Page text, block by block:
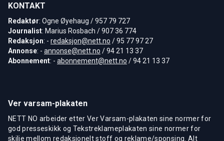
KONTAKT
Redaktør: Ogne Øyehaug / 957 79 727
Journalist: Marius Rosbach / 907 36 774
Redaksjon: - redaksjon@nett.no / 95 77 97 27
Annonse: - annonse@nett.no / 94 21 13 37
Abonnement: - abonnement@nett.no / 94 21 13 37
Ver varsam-plakaten
NETT NO arbeider etter Ver Varsam-plakaten sine normer for
god presseskikk og Tekstreklameplakaten sine normer for
skilje mellom redaksjonelt stoff og reklame/sponsing. Alt